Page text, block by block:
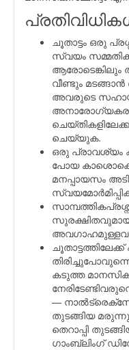
ചൂതാട്ടം ഒരു
സ്വയം
ആരോടെങ്കിലും
വീണ്ടും
അവരുടെ
ചെയ്യുക.
ഒരു പ്രാവശ്യം
പോയ
മനപ്പായസം
കടുത്ത
—
തുടങ്ങിയ
തെറാപ്പി
ഗാംബ്ലിംഗ്